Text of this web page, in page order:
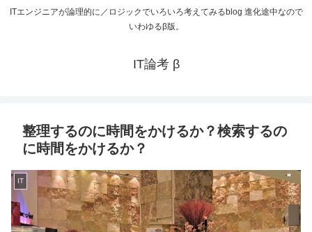
ITエンジニアが論理的に／ロジックでいろいろ考えてみるblog 進化途中なので
いわゆるβ版。
IT論考 β
整理するのに時間をかけるか？検索するの
に時間をかけるか？
IT